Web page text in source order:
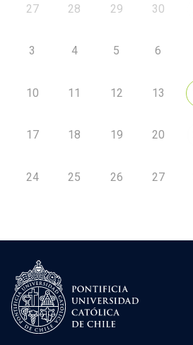
27 28 29 30
3 4 5 6
10 11 12 13
17 18 19 20
24 25 26 27